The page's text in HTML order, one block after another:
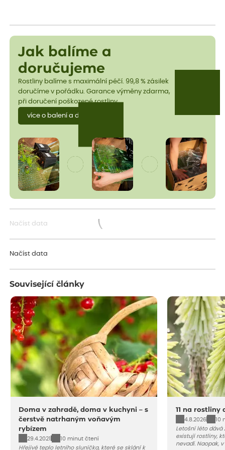
Jak balíme a
doručujeme
Rostliny balíme s maximální péčí. 99,8 % zásilek
doručíme v pořádku. Garance výměny zdarma,
při doručení poškozené rostliny.
více o balení a dopravě
Načíst data
Načíst data
Související články
Doma v zahradě, doma v kuchyni – s
čerstvě natrhaným voňavým
rybízem
29.4.2021
10 minut čtení
Hřejivé teplo letního sluníčka, které se sklání k
11 na rostliny
4.8.2026
10
Letošní léto dává
existují rostliny,
nevadí. Naopak,